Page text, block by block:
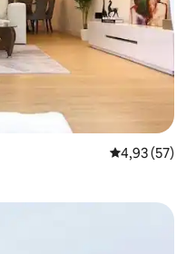
Средна
4,93 (57)